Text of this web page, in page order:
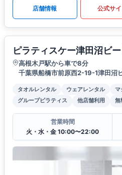
店舗情報 公式サイ
ピラティスケー津田沼ビ
高根木戸駅から車で8分
千葉県船橋市前原西2-19-1津田沼
タオルレンタル ウェアレンタル
マ
グループピラティス
他店舗利用 無
営業時間
火・水・金 10:00〜22:00